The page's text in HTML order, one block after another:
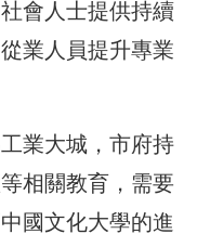
會人士提供持續
業人員提升專業
業大城，市府持
相關教育，需要
國文化大學的進